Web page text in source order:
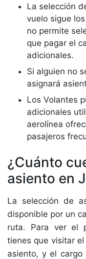
La selección
vuelo sigue
no permite
que pagar el
adicionales.
Si alguien no
asignará
Los Volantes
adicionales
aerolínea
pasajeros
¿Cuánto
asiento en
La selección de
disponible por un
ruta. Para ver el
tienes que visitar
asiento, y el